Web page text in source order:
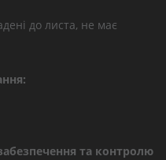
до листа, не має
та контролю